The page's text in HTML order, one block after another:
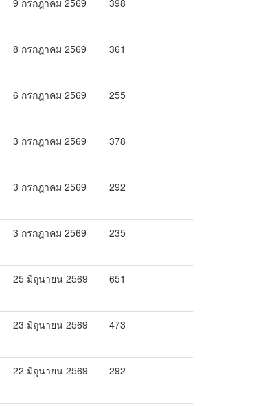
9 กรกฎาคม 2569 398
8 กรกฎาคม 2569 361
6 กรกฎาคม 2569 255
3 กรกฎาคม 2569 378
3 กรกฎาคม 2569 292
3 กรกฎาคม 2569 235
25 มิถุนายน 2569 651
23 มิถุนายน 2569 473
22 มิถุนายน 2569 292